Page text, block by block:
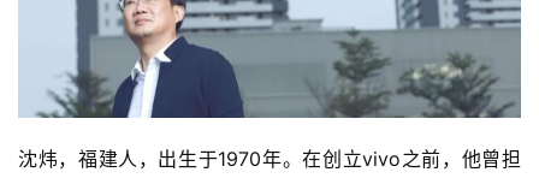
沈炜，福建人，出生于1970年。在创立vivo之前，他曾担